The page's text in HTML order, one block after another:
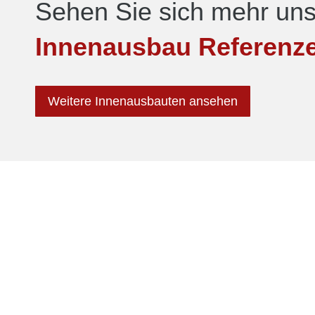
Sehen Sie sich mehr
Innenausbau
Weitere Innenausbauten ansehen
Tischlerei Klammer GmbH| Seilfahrt 11 | 44809
Michael van der Meulen– öffentlich bestellter und